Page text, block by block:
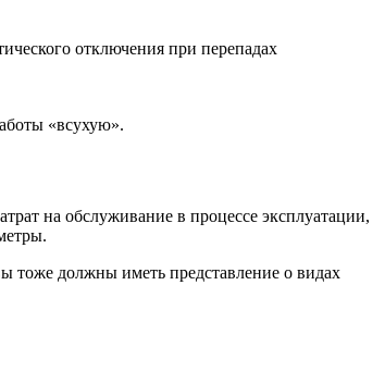
отключения при перепадах
«всухую».
на обслуживание в процессе эксплуатации,
тоже должны иметь представление о видах